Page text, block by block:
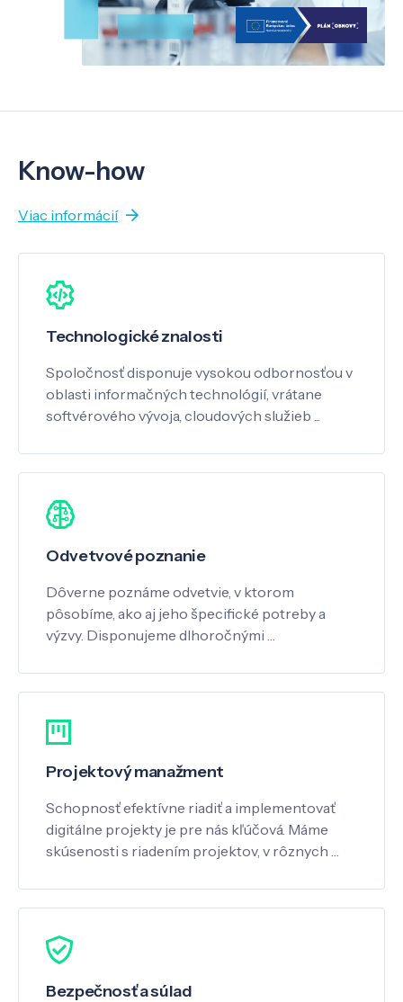
Know-how
Viac informácií
Technologické znalosti
Spoločnosť disponuje vysokou odbornosťou v
oblasti informačných technológií, vrátane
softvérového vývoja, cloudových služieb ...
Odvetvové poznanie
Dôverne poznáme odvetvie, v ktorom
pôsobíme, ako aj jeho špecifické potreby a
výzvy. Disponujeme dlhoročnými …
Projektový manažment
Schopnosť efektívne riadiť a implementovať
digitálne projekty je pre nás kľúčová. Máme
skúsenosti s riadením projektov, v rôznych …
Bezpečnosť a súlad